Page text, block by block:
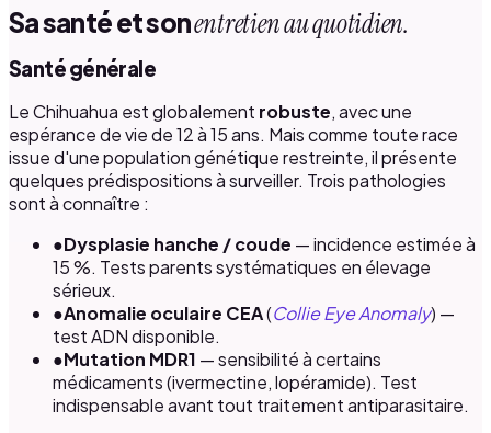
Sa santé et sonentretien au quotidien.
Santé générale
Le Chihuahua est globalement robuste, avec une
espérance de vie de 12 à 15 ans. Mais comme toute race
issue d'une population génétique restreinte, il présente
quelques prédispositions à surveiller. Trois pathologies
sont à connaître :
●Dysplasie hanche / coude — incidence estimée à
15 %. Tests parents systématiques en élevage
sérieux.
●Anomalie oculaire CEA(Collie Eye Anomaly) —
test ADN disponible.
●Mutation MDR1 — sensibilité à certains
médicaments (ivermectine, lopéramide). Test
indispensable avant tout traitement antiparasitaire.